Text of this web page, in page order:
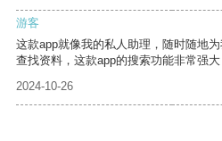
游客
这款app就像我的私人助理，随时随地
查找资料，这款app的搜索功能非常强
2024-10-26